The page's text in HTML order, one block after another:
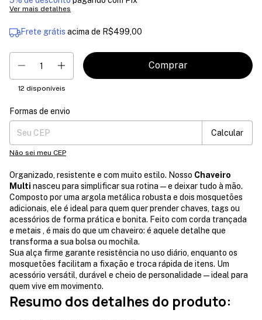
Ver mais detalhes
Frete grátis acima de R$499,00
12 disponíveis
Entregas para o CEP:
Formas de envio
Calcular
Não sei meu CEP
Organizado, resistente e com muito estilo. Nosso Chaveiro
Multi nasceu para simplificar sua rotina — e deixar tudo à mão.
Composto por uma argola metálica robusta e dois mosquetões
adicionais, ele é ideal para quem quer prender chaves, tags ou
acessórios de forma prática e bonita. Feito com corda trançada
e metais , é mais do que um chaveiro: é aquele detalhe que
transforma a sua bolsa ou mochila.
Sua alça firme garante resistência no uso diário, enquanto os
mosquetões facilitam a fixação e troca rápida de itens. Um
acessório versátil, durável e cheio de personalidade — ideal para
quem vive em movimento.
Resumo dos detalhes do produto: